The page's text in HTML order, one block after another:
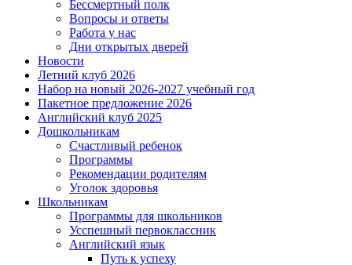
Бессмертный полк
Вопросы и ответы
Работа у нас
Дни открытых дверей
Новости
Летний клуб 2026
Набор на новый 2026-2027 учебный год
Пакетное предложение 2026
Английский клуб 2025
Дошкольникам
Счастливый ребенок
Программы
Рекомендации родителям
Уголок здоровья
Школьникам
Программы для школьников
Усспешный первоклассник
Английский язык
Путь к успеху